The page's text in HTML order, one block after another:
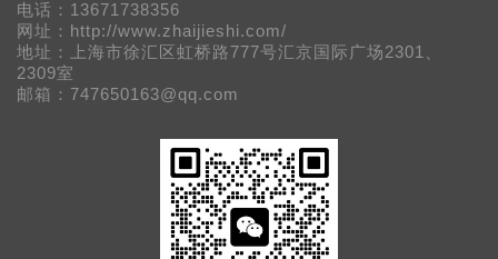
电话：13671738356
网址：http://www.zhaijieshi.com/
地址：上海市徐汇区虹桥路777号汇京国际广场2301、
2309室
邮箱：747650163@qq.com